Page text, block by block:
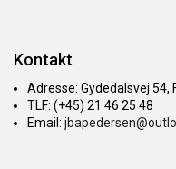
Kontakt
Adresse: Gydedalsvej 54,
TLF: (+45) 21 46 25 48
Email: